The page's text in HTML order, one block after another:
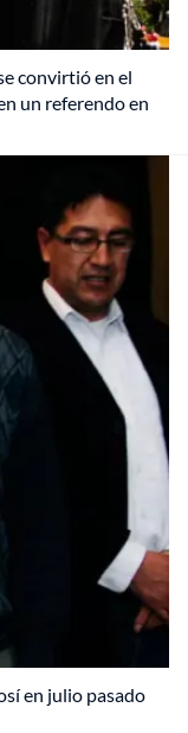
convirtió en el
un referendo en
en julio pasado